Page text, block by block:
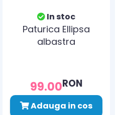
In stoc
Paturica Ellipsa
albastra
99.00RON
Adauga in cos